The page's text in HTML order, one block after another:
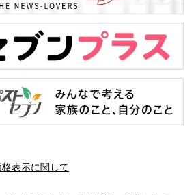
格表示に関して